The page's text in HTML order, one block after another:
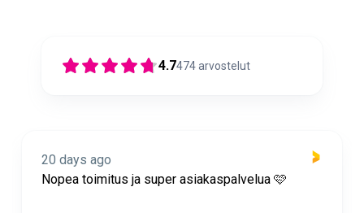
4.7474arvostelut
20 days ago
Nopea toimitus ja super asiakaspalvelua 🩷